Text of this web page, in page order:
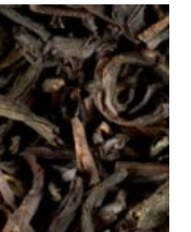
Plage
de
prix :
8,50 €
à
17,00 €